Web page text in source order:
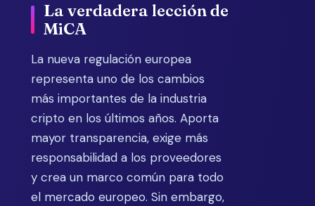
La verdadera lección de
MiCA
La nueva regulación europea
representa uno de los cambios
más importantes de la industria
cripto en los últimos años. Aporta
mayor transparencia, exige más
responsabilidad a los proveedores
y crea un marco común para todo
el mercado europeo. Sin embargo,